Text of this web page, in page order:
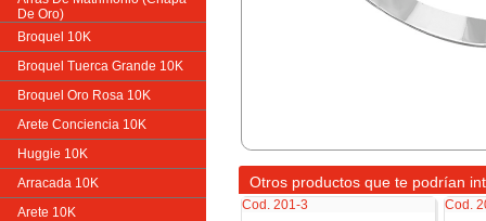
De Oro)
Broquel 10K
Broquel Tuerca Grande 10K
Broquel Oro Rosa 10K
Arete Conciencia 10K
Huggie 10K
Arracada 10K
Arete 10K
Otros productos que te podrían
Cod. 201-3 Cod.